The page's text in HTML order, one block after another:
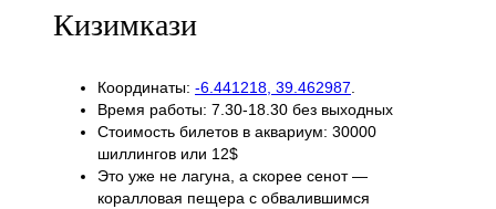
Кизимкази
Координаты: -6.441218, 39.462987.
Время работы: 7.30-18.30 без выходных
Стоимость билетов в аквариум: 30000
шиллингов или 12$
Это уже не лагуна, а скорее сенот —
коралловая пещера с обвалившимся